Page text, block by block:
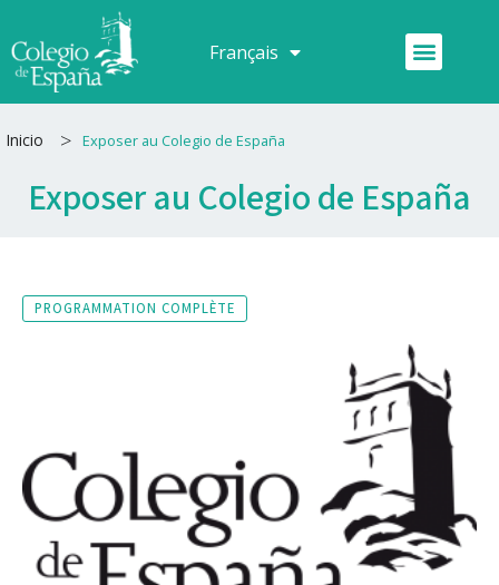
au
contenu
Français
Español Menu
Inicio > Exposer au Colegio de España
Exposer au Colegio de España
PROGRAMMATION COMPLÈTE